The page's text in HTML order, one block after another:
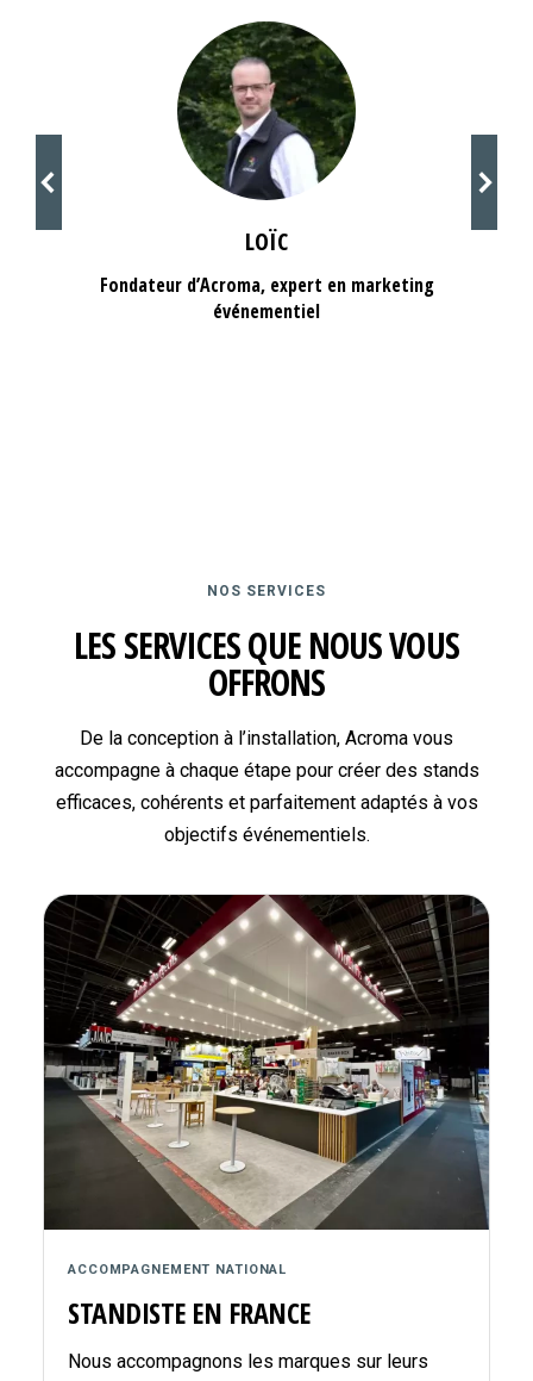
LOÏC
Fondateur d’Acroma, expert en marketing
événementiel
NOS SERVICES
LES SERVICES QUE NOUS VOUS
OFFRONS
De la conception à l’installation, Acroma vous
accompagne à chaque étape pour créer des stands
efficaces, cohérents et parfaitement adaptés à vos
objectifs événementiels.
ACCOMPAGNEMENT NATIONAL
STANDISTE EN FRANCE
Nous accompagnons les marques sur leurs